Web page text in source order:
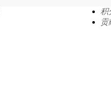
积
贡